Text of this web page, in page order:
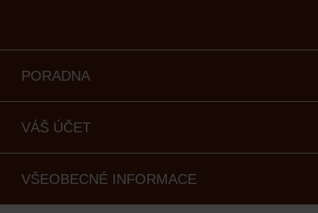
PORADNA
VÁŠ ÚČET
VŠEOBECNÉ INFORMACE